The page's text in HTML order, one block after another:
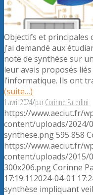
Objectifs et principales
j’ai demandé aux
note de synthèse sur
leur avais proposés
l’informatique. Ils ont
(suite…)
1 avril 2024/parCorinne Paterlini
https://www.aeciut.fr/
content/uploads/2024/
synthese.png595 858
https://www.aeciut.fr/
content/uploads/2015/
300x206.pngCorinne
17:19:112024-04-01
synthèse impliquant